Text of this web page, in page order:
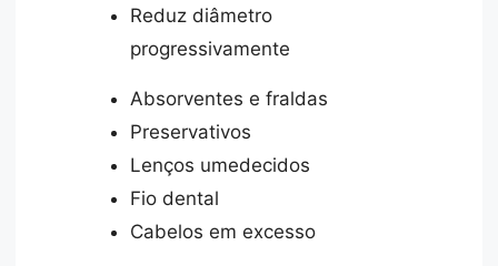
Reduz diâmetro
progressivamente
Absorventes e fraldas
Preservativos
Lenços umedecidos
Fio dental
Cabelos em excesso